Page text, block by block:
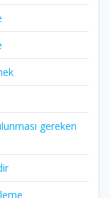
gereken